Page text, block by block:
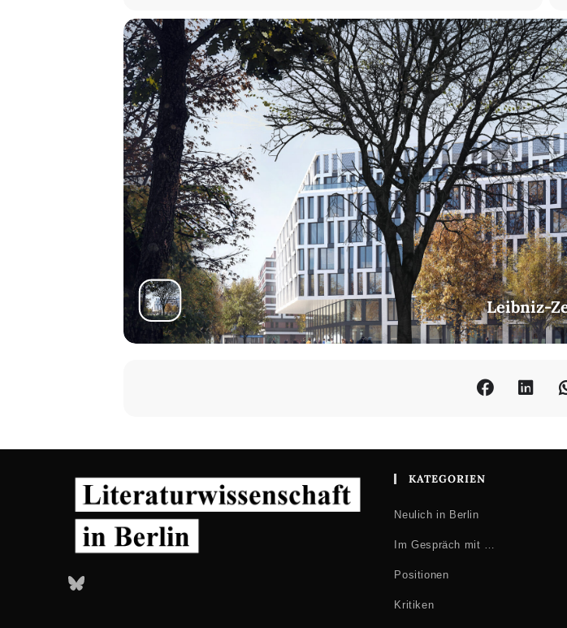
Philosophie des Stalinismus
11.00
Markus Rieger-Ladich (Universität Tübingen): In wessen Namen
positionalen Fundamentalismus
Sabine Döring (Universität Tübingen): Aktivismus als
14.00
Rückkehr der Literatursoziologie
Moderation: Pola Groß (ZfL)
Carolin Amlinger (Universität Basel): Soziale Hermeneutik.
Carlos Spoerhase (Ludwig-Maximilians-Universität München): Gute
16.00
Philologie mit Ausrufezeichen
Moderation: Eva Axer (ZfL)
Jonas Grethlein (Universität Heidelberg): Von der moralischen
ACHTUNG: Anmeldung erforderlich unterwww.ici-berlin.org/
John Guillory (New York University):
Freitag, 6.12.2024
Leibniz-
Bluesky
KATEGORIEN
Neulich in Berlin
Im Gespräch mit …
Positionen
Kritiken